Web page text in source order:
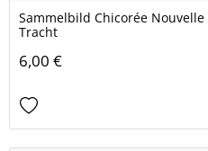
Sammelbild Chicorée
Tracht
6,00 €